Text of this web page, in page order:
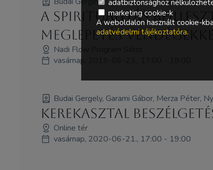
A spiritualitás
meglepetés vendégekkel
Nadi Flow Program Sátor
vasárnap, 2019-06-23., 17:00 - 18:00
Budai Gergely, Garami Gábor, Merza Péter,
Kerekasztal
Online tér
vasárnap, 2020-06-21., 17:00 - 19:00
adatbiztonsághoz
marketing cookie-k
A weboldalon használt cookie-
adatvédelmi tájékoztatóra.